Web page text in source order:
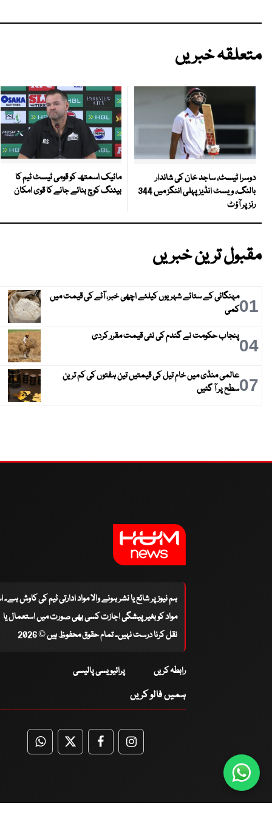
متعلقہ خبریں
دوسرا ٹیسٹ، ساجد خان کی شاندار
بالنگ، ویسٹ انڈیز پہلی اننگز میں 344
رنز پر آؤٹ
مائیک اسمتھ کو قومی ٹیسٹ ٹیم کا
بیٹنگ کوچ بنائے جانے کا قوی امکان
مقبول ترین خبریں
01مہنگائی کے ستائے شہریوں کیلئے اچھی خبر، آٹے کی قیمت میں
کمی
04پنجاب حکومت نے گندم کی نئی قیمت مقرر کردی
07عالمی منڈی میں خام تیل کی قیمتیں تین ہفتوں کی کم ترین
سطح پر آ گئیں
ہم نیوز پر شائع یا نشر ہونے والا مواد ادارتی ٹیم کی کاوش
مواد کو بغیر پیشگی اجازت کسی بھی صورت میں استعمال یا
نقل کرنا درست نہیں۔ تمام حقوق محفوظ ہیں © 2026
رابطہ کریں پرائیویسی پالیسی
ہمیں فالو کریں
WhatsApp
TwitterFacebookFacebook